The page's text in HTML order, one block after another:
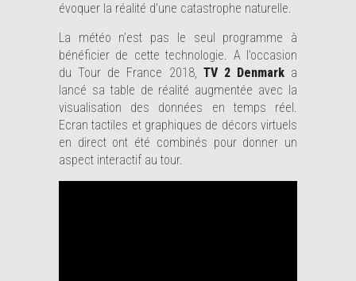
évoquer la réalité d’une catastrophe naturelle.
La météo n’est pas le seul programme à
bénéficier de cette technologie. A l’occasion
du Tour de France 2018, TV 2 Denmark a
lancé sa table de réalité augmentée avec la
visualisation des données en temps réel.
Ecran tactiles et graphiques de décors virtuels
en direct ont été combinés pour donner un
aspect interactif au tour.